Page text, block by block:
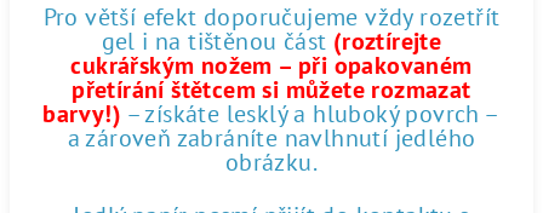
Pro větší efekt doporučujeme vždy rozetřít
gel i na tištěnou část (roztírejte
cukrářským nožem – při opakovaném
přetírání štětcem si můžete rozmazat
barvy!) – získáte lesklý a hluboký povrch –
a zároveň zabráníte navlhnutí jedlého
obrázku.